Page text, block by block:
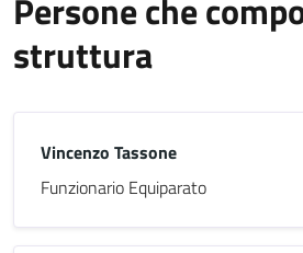
Persone che
struttura
Vincenzo Tassone
Funzionario Equiparato